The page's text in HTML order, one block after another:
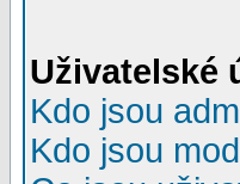
Uživatelské
Kdo jsou
Kdo jsou